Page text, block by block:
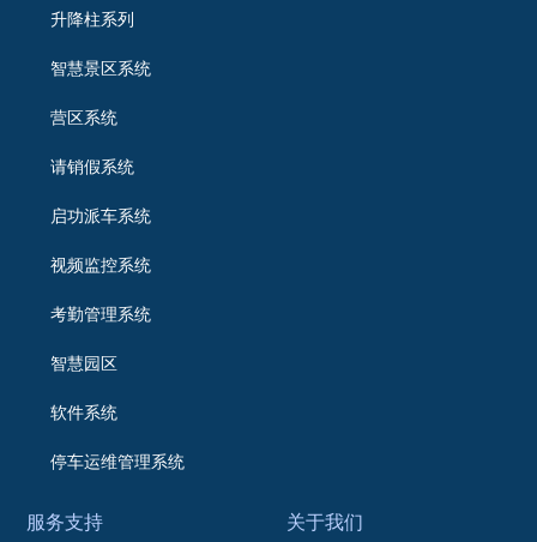
升降柱系列
智慧景区系统
营区系统
请销假系统
启功派车系统
视频监控系统
考勤管理系统
智慧园区
软件系统
停车运维管理系统
服务支持 关于我们